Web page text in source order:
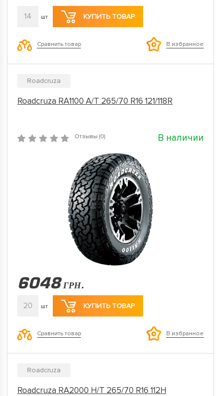
14 шт КУПИТЬ ТОВАР
Сравнить товар В избранное
Roadcruza
Roadcruza RA1100 A/T 265/70 R16 121/118R
Отзывы (0) В наличии
6048 ГРН.
20 шт КУПИТЬ ТОВАР
Сравнить товар В избранное
Roadcruza
Roadcruza RA2000 H/T 265/70 R16 112H